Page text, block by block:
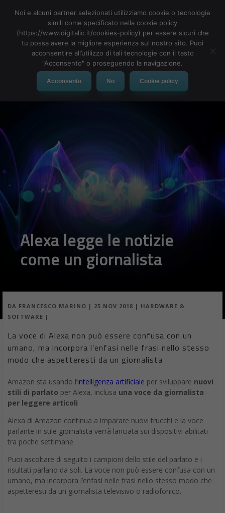
MENU
Alexa legge le notizie
come un giornalista
DA FRANCESCO MARINO | 25 NOV 2018 | HARDWARE &
SOFTWARE |
La voce di Alexa non può essere confusa con un
umano, ma incorpora l’enfasi nelle frasi nello stesso
modo che aspetteresti da un giornalista
Amazon sta usando l’intelligenza artificiale per sviluppare nuovi
stili di parlato per Alexa, inclusa una voce da giornalista
per leggere articoli
Alexa di Amazon continua a imparare nuovi trucchi e la voce
parlante in stile giornalista verrà lanciata sui dispositivi abilitati
tra poche settimane.
Puoi ascoltare di seguito i campioni dello stile del parlato e i
risultati parlano da soli. La voce non può essere confusa con un
umano, ma incorpora l’enfasi nelle frasi nello stesso modo che
aspetteresti da un giornalista televisivo o radiofonico.
Noi e alcuni partner selezionati utilizziamo cookie o tecnologie
simili come specificato nella cookie policy
(https://www.digitalic.it/cookies-policy) per essere sicuri che
tu possa avere la migliore esperienza sul nostro sito. Puoi
acconsentire all’utilizzo di tali tecnologie con il tasto
"Acconsento" o proseguendo la navigazione.
Acconsento No Cookie policy